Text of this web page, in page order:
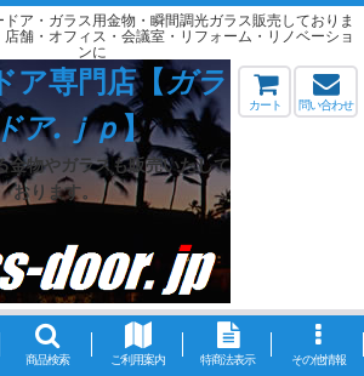
ア・ガラス用金物・瞬間調光ガラス販売しておりま
舗・オフィス・会議室・リフォーム・リノベーショ
ンに
ア専門店【ガラ
ア.ｊｐ】
金物やガラスも販売いたして
おります。
カート 問い合わせ
商品検索 ご利用案内 特商法表示 その他情報